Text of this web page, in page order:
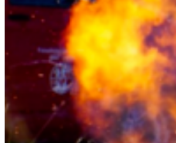
Fakultät für Elektrotechnik und Informatik
Fakultät für Maschinenbau
Fakultät für Wirtschaft
Hochschulkommunikation
Login
Dienstleistungsportal "e-HOST"